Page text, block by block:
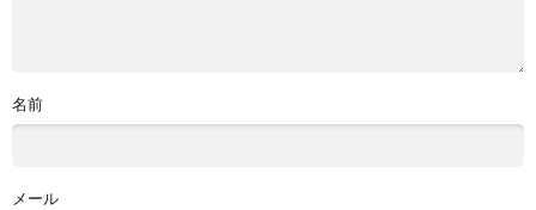
名前
メール